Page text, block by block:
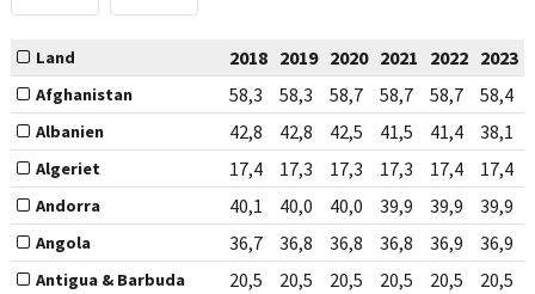
Land 2018 2019 2020 2021 2022 2023
Afghanistan 58,3 58,3 58,7 58,7 58,7 58,4
Albanien 42,8 42,8 42,5 41,5 41,4 38,1
Algeriet 17,4 17,3 17,3 17,3 17,4 17,4
Andorra 40,1 40,0 40,0 39,9 39,9 39,9
Angola 36,7 36,8 36,8 36,8 36,9 36,9
Antigua & Barbuda 20,5 20,5 20,5 20,5 20,5 20,5